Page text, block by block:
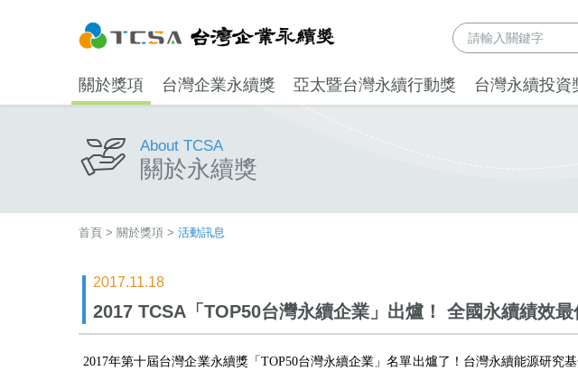
關於獎項 台灣企業永續獎 亞太暨台灣永續行動獎 台灣永續投資
About TCSA
關於永續獎
首頁 > 關於獎項 > 活動訊息
2017.11.18
2017 TCSA「TOP50台灣永續企業」出爐！ 全國永續績效最
2017年第十屆台灣企業永續獎「TOP50台灣永續企業」名單出爐了！台灣永續能源研